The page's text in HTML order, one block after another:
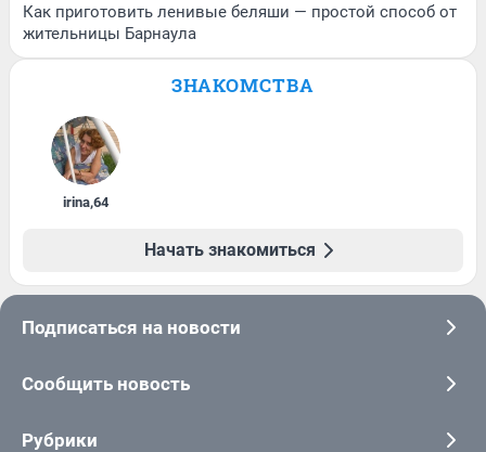
Как приготовить ленивые беляши — простой способ от
жительницы Барнаула
ЗНАКОМСТВА
irina,64
Начать знакомиться
Подписаться на новости
Сообщить новость
Рубрики